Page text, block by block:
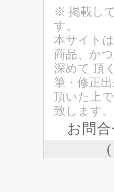
※ 掲載し
す。
本サイト
商品、か
深めて 頂
筆・修正
頂いた上
致します。
お問合